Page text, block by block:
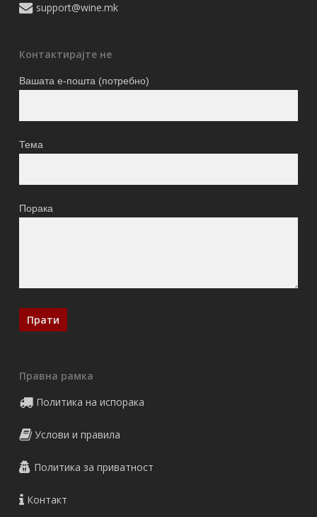
support@wine.mk
Контактирајте не
Вашата е-пошта (потребно)
Тема
Порака
Правна рамка
Политика на испорака
Услови и правила
Политика за приватност
Контакт